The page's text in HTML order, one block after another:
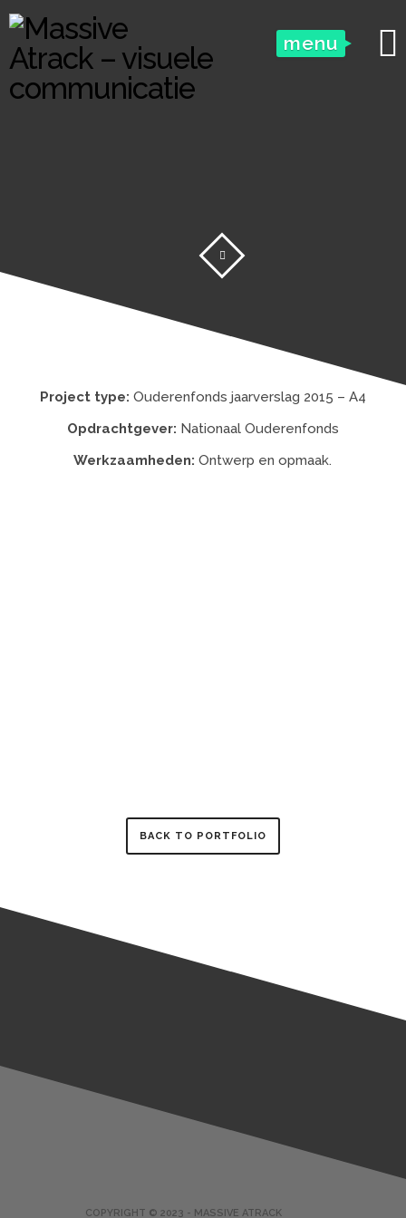
menu
Project type: Ouderenfonds jaarverslag 2015 – A4
Opdrachtgever: Nationaal Ouderenfonds
Werkzaamheden: Ontwerp en opmaak.
BACK TO PORTFOLIO
COPYRIGHT © 2023 - MASSIVE ATRACK